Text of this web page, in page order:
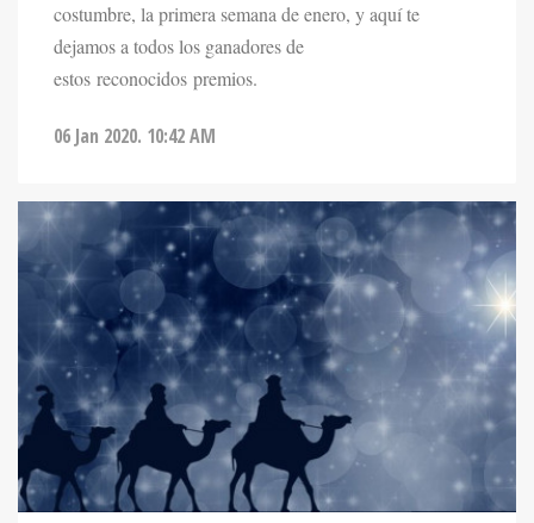
costumbre, la primera semana de enero, y aquí te
dejamos a todos los ganadores de
estos reconocidos premios.
06 Jan 2020. 10:42 AM